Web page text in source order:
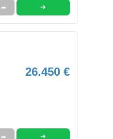
➦ ➜
26.450 €
➦ ➜